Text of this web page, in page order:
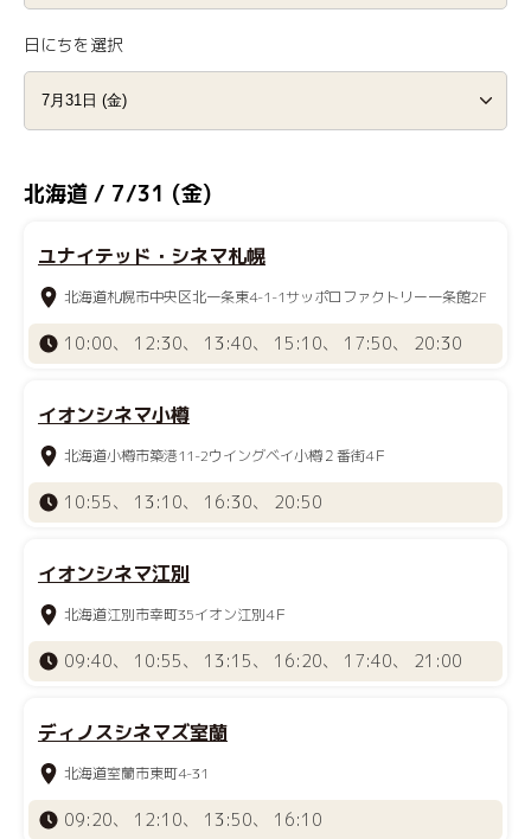
日にちを選択
北海道 / 7/31 (金)
ユナイテッド・シネマ札幌
北海道札幌市中央区北一条東4-1-1サッポロファクトリー一条館2F
10:00、 12:30、 13:40、 15:10、 17:50、 20:30
イオンシネマ小樽
北海道小樽市築港11-2ウイングベイ小樽２番街4Ｆ
10:55、 13:10、 16:30、 20:50
イオンシネマ江別
北海道江別市幸町35イオン江別4Ｆ
09:40、 10:55、 13:15、 16:20、 17:40、 21:00
ディノスシネマズ室蘭
北海道室蘭市東町4-31
09:20、 12:10、 13:50、 16:10